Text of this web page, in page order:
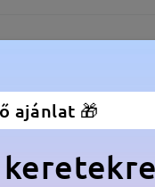
Anyag: Acetát
keres egy szép,
ajánlat 🎁
keretekre